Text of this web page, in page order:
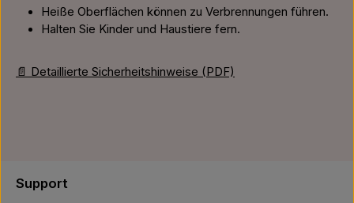
Heiße Oberflächen können zu Verbrennungen führen.
Halten Sie Kinder und Haustiere fern.
📄 Detaillierte Sicherheitshinweise (PDF)
Support